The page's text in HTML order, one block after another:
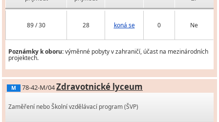
89 / 30 28 koná se 0 Ne
Poznámky k oboru:výměnné pobyty v zahraničí, účast na mezinárodních
projektech.
M 78-42-M/04Zdravotnické lyceum
Zaměření nebo Školní vzdělávací program (ŠVP)